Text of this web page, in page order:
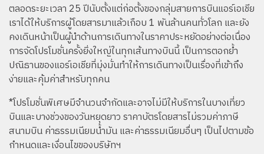
ตลอดระยะเวลา 25 ปีนับตั้งแต่ก่อตั้งของกลุ่มสายการบินแอร์เอเชีย
เราได้ให้บริการผู้โดยสารมาแล้วเกือบ 1 พันล้านคนทั่วโลก และยัง
คงเดินหน้าเป็นผู้นำด้านการเดินทางในราคาประหยัดอย่างต่อเนื่อง
การจัดโปรโมชั่นครั้งยิ่งใหญ่ในทุกเส้นทางบินนี้ เป็นการตอกย้ำ
ปณิธานของแอร์เอเชียที่มุ่งมั่นทำให้การเดินทางเป็นเรื่องที่เข้าถึง
ง่ายและคุ้มค่าสำหรับทุกคน
*โปรโมชั่นพิเศษมีจำนวนจำกัดและอาจไม่มีให้บริการในบางเที่ยว
บินและบางช่วงของวันหยุดยาว ราคาบัตรโดยสารไม่รวมค่าภาษี
สนามบิน ค่าธรรมเนียมน้ำมัน และค่าธรรมเนียมอื่นๆ เป็นไปตามข้อ
กำหนดและเงื่อนไขของบริษัทฯ